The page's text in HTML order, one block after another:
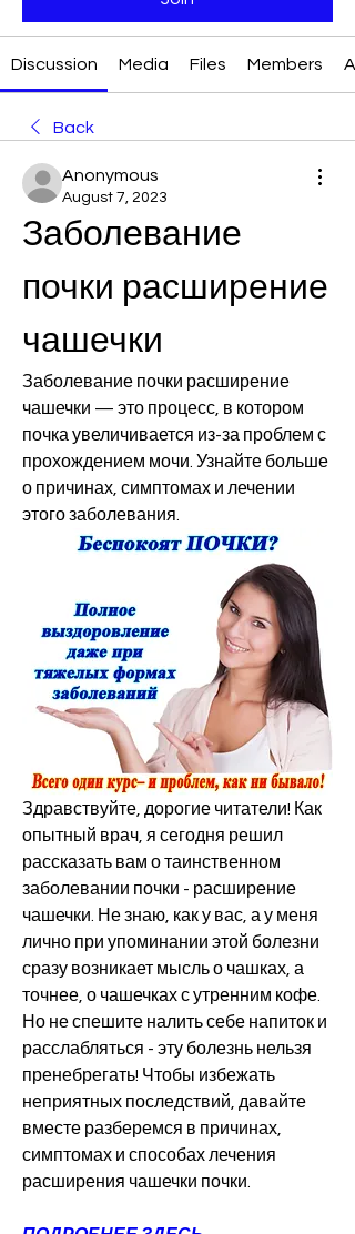
Discussion Media Files Members
Back
Anonymous
August 7, 2023
Заболевание
почки расширение
чашечки
Заболевание почки расширение
чашечки — это процесс, в котором
почка увеличивается из-за проблем с
прохождением мочи. Узнайте больше
о причинах, симптомах и лечении
этого заболевания.
Здравствуйте, дорогие читатели! Как
опытный врач, я сегодня решил
рассказать вам о таинственном
заболевании почки - расширение
чашечки. Не знаю, как у вас, а у меня
лично при упоминании этой болезни
сразу возникает мысль о чашках, а
точнее, о чашечках с утренним кофе.
Но не спешите налить себе напиток и
расслабляться - эту болезнь нельзя
пренебрегать! Чтобы избежать
неприятных последствий, давайте
вместе разберемся в причинах,
симптомах и способах лечения
расширения чашечки почки.